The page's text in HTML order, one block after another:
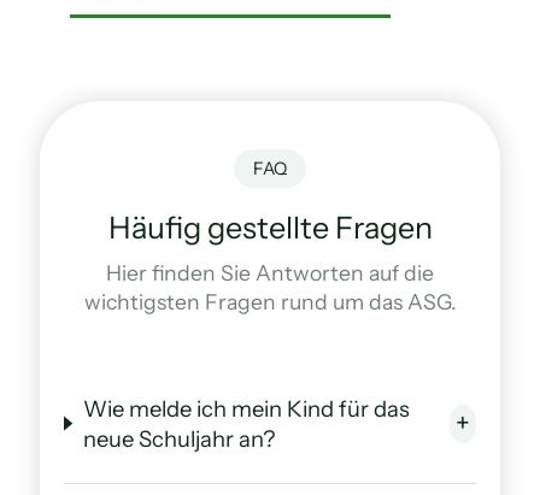
FAQ
Häufig gestellte Fragen
Hier finden Sie Antworten auf die
wichtigsten Fragen rund um das ASG.
Wie melde ich mein Kind für das
neue Schuljahr an?
+